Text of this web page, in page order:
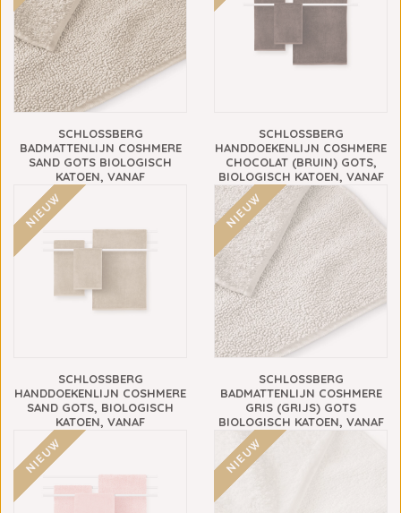
SCHLOSSBERG
BADMATTENLIJN COSHMERE
SAND GOTS BIOLOGISCH
KATOEN, VANAF
€69,90
SCHLOSSBERG
HANDDOEKENLIJN COSHMERE
CHOCOLAT (BRUIN) GOTS,
BIOLOGISCH KATOEN, VANAF
€13,90
NIEUW
SCHLOSSBERG
HANDDOEKENLIJN COSHMERE
SAND GOTS, BIOLOGISCH
KATOEN, VANAF
€13,90
NIEUW
SCHLOSSBERG
BADMATTENLIJN COSHMERE
GRIS (GRIJS) GOTS
BIOLOGISCH KATOEN, VANAF
€69,90
NIEUW NIEUW